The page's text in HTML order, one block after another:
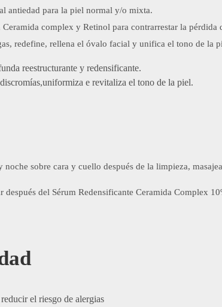
antiedad para la piel normal y/o mixta.
complex y Retinol para contrarrestar la
redefine, rellena el óvalo facial y unifica el tono de la
reestructurante y redensificante.
e revitaliza el tono de la piel.
noche sobre cara y cuello después de la limpieza,
después del Sérum Redensificante Ceramida Complex
el riesgo de alergias